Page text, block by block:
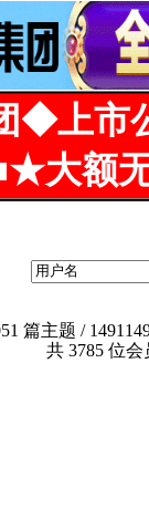
团◆上
大额
篇主题 /
共 3785位会